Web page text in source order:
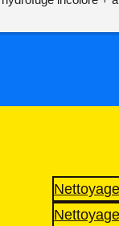
toit.
complémentaires.